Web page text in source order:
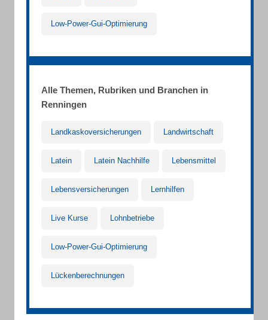
Low-Power-Gui-Optimierung
Alle Themen, Rubriken und Branchen in
Renningen
Landkaskoversicherungen Landwirtschaft
Latein Latein Nachhilfe Lebensmittel
Lebensversicherungen Lernhilfen
Live Kurse Lohnbetriebe
Low-Power-Gui-Optimierung
Lückenberechnungen